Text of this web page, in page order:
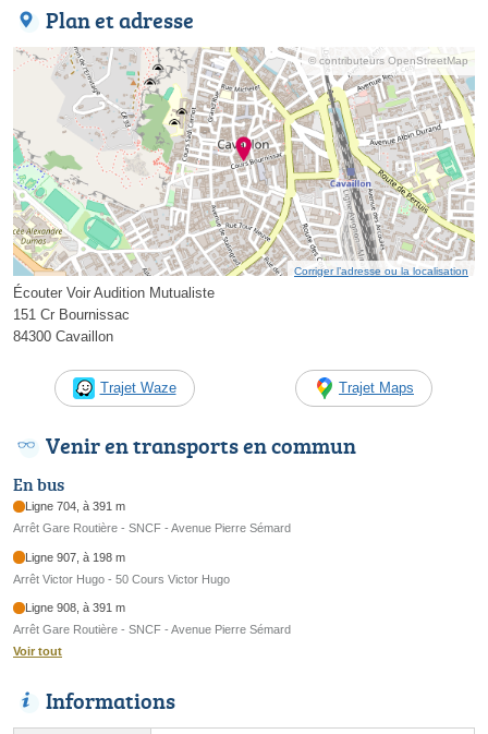
Plan et adresse
© contributeurs OpenStreetMap
Corriger l’adresse ou la localisation
Écouter Voir Audition Mutualiste
151 Cr Bournissac
84300 Cavaillon
Trajet Waze Trajet Maps
Venir en transports en commun
En bus
Ligne 704, à 391 m
Arrêt Gare Routière - SNCF - Avenue Pierre Sémard
Ligne 907, à 198 m
Arrêt Victor Hugo - 50 Cours Victor Hugo
Ligne 908, à 391 m
Arrêt Gare Routière - SNCF - Avenue Pierre Sémard
Voir tout
Informations